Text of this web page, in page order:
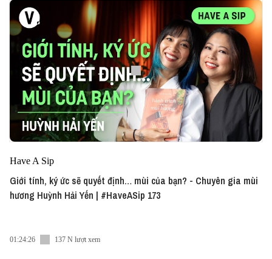
Have A Sip
Giới tính, ký ức sẽ quyết định… mùi của bạn? - Chuyên gia mùi
hương Huỳnh Hải Yến | #HaveASip 173
01:24:26 137 N lượt xem